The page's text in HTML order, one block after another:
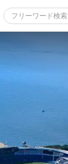
フリーワード検索